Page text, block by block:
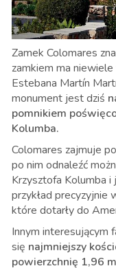
Zamek Colomares
zamkiem ma
Estebana Martín
monument jest dziś
pomnikiem
Kolumba.
Colomares zajmuje
po nim odnaleźć
Krzysztofa Kolumba i
przykład precyzyjnie
które dotarły do
Innym interesującym
się najmniejszy
powierzchnię 1,96